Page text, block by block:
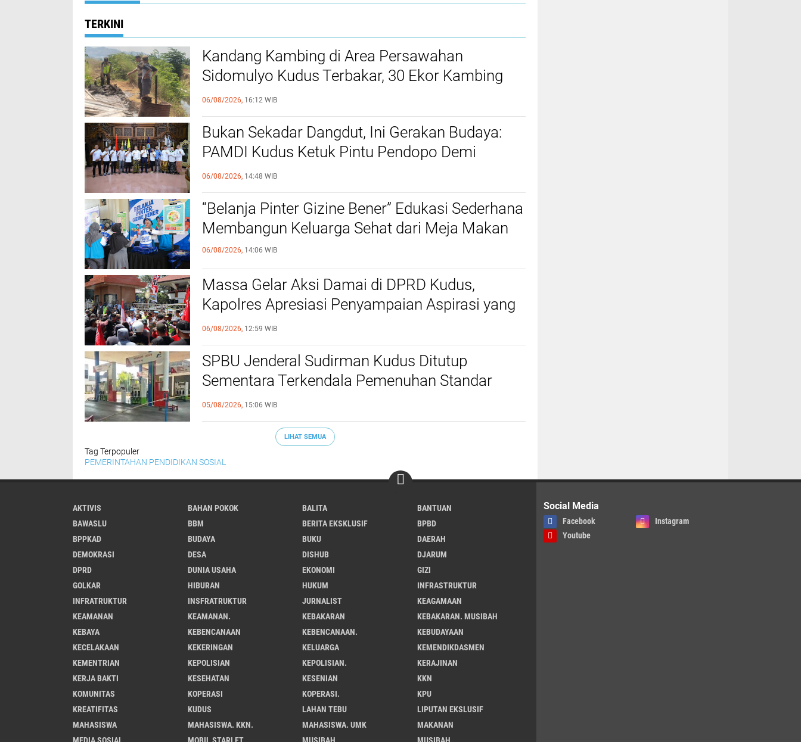
TERKINI
Kandang Kambing di Area Persawahan
Sidomulyo Kudus Terbakar, 30 Ekor Kambing
Mati
06/08/2026, 16:12 WIB
Bukan Sekadar Dangdut, Ini Gerakan Budaya:
PAMDI Kudus Ketuk Pintu Pendopo Demi
Seniman dan PAD Daerah
06/08/2026, 14:48 WIB
“Belanja Pinter Gizine Bener” Edukasi Sederhana
Membangun Keluarga Sehat dari Meja Makan
06/08/2026, 14:06 WIB
Massa Gelar Aksi Damai di DPRD Kudus,
Kapolres Apresiasi Penyampaian Aspirasi yang
Tertib
06/08/2026, 12:59 WIB
SPBU Jenderal Sudirman Kudus Ditutup
Sementara Terkendala Pemenuhan Standar
Program Pasti Pas
05/08/2026, 15:06 WIB
LIHAT SEMUA
Tag Terpopuler
PEMERINTAHAN PENDIDIKAN SOSIAL
AKTIVIS BAHAN POKOK BALITA
BANTUAN
BAWASLU
BBM BERITA EKSKLUSIF
BPBD
BPPKAD
BUDAYA BUKU
DAERAH
DEMOKRASI
DESA DISHUB
DJARUM
DPRD
DUNIA USAHA EKONOMI
GIZI
GOLKAR
HIBURAN HUKUM
INFRASTRUKTUR
INFRATRUKTUR
INSFRATRUKTUR JURNALIST
KEAGAMAAN
KEAMANAN
KEAMANAN. KEBAKARAN
KEBAKARAN. MUSIBAH
KEBAYA
KEBENCANAAN KEBENCANAAN.
KEBUDAYAAN
KECELAKAAN
KEKERINGAN KELUARGA
KEMENDIKDASMEN
KEMENTRIAN
KEPOLISIAN KEPOLISIAN.
KERAJINAN
KERJA BAKTI
KESEHATAN KESENIAN
KKN
KOMUNITAS
KOPERASI KOPERASI.
KPU
KREATIFITAS
KUDUS LAHAN TEBU
LIPUTAN EKSLUSIF
MAHASISWA
MAHASISWA. KKN. MAHASISWA. UMK
MAKANAN
Social Media
Facebook
Instagram
Youtube